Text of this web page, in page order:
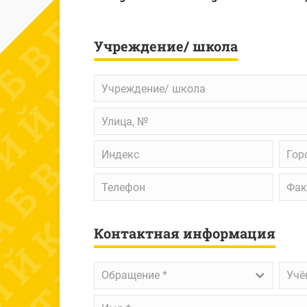
Учреждение/ школа
Учреждение/
школа
Улица,
№
Индекс
Город
Телефон Факс
Контактная информация
Обращение
Обращение *
Имя